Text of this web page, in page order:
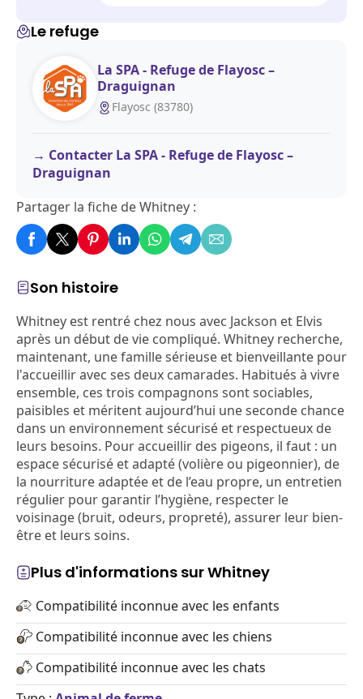
Son histoire
Whitney est rentré chez nous avec Jackson et Elvis
après un début de vie compliqué. Whitney recherche,
maintenant, une famille sérieuse et bienveillante pour
l'accueillir avec ses deux camarades. Habitués à vivre
ensemble, ces trois compagnons sont sociables,
paisibles et méritent aujourd’hui une seconde chance
dans un environnement sécurisé et respectueux de
leurs besoins. Pour accueillir des pigeons, il faut : un
espace sécurisé et adapté (volière ou pigeonnier), de
la nourriture adaptée et de l’eau propre, un entretien
régulier pour garantir l’hygiène, respecter le
voisinage (bruit, odeurs, propreté), assurer leur bien-
être et leurs soins.
Plus d'informations sur Whitney
Compatibilité inconnue avec les enfants
Compatibilité inconnue avec les chiens
Compatibilité inconnue avec les chats
Le refuge
La SPA - Refuge de Flayosc –
Draguignan
Flayosc (83780)
Contacter La SPA - Refuge de Flayosc –
Draguignan
Partager la fiche de Whitney :